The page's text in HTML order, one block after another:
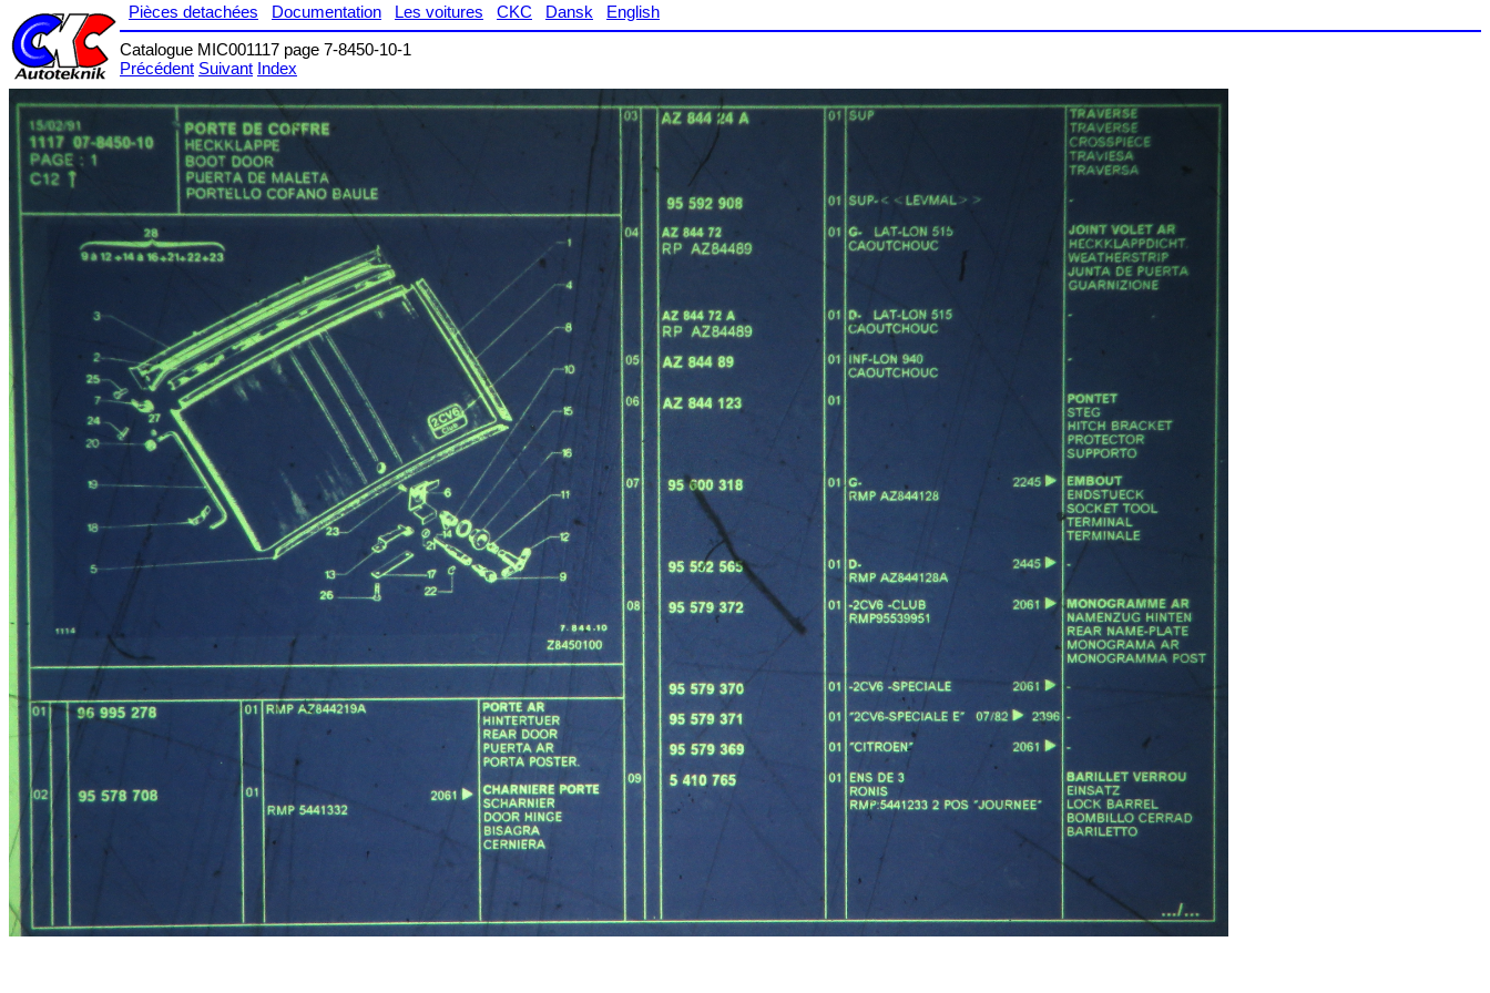
Pièces detachées Documentation Les voitures CKC Dansk
English
Catalogue MIC001117 page 7-8450-10-1
Précédent Suivant Index